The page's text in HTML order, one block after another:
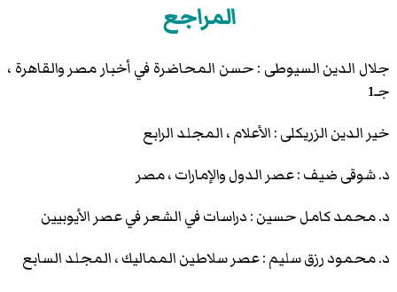
المراجع
جلال الدين السيوطى : حسن المحاضرة في أخبار مصر والقاهرة ،
جـ1
خير الدين الزريكلى : الأعلام ، المجلد الرابع
د. شوقى ضيف : عصر الدول والإمارات ، مصر
د. محمد كامل حسين : دراسات في الشعر في عصر الأيوبيين
د. محمود رزق سليم : عصر سلاطين المماليك ، المجلد السابع